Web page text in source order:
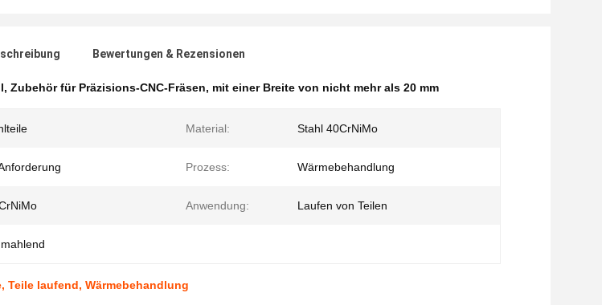
Bewertungen & Rezensionen
, Zubehör für Präzisions-CNC-Fräsen, mit einer Breite von nicht mehr als 20 mm
Material: Stahl 40CrNiMo
Prozess: Wärmebehandlung
Anwendung: Laufen von Teilen
Teile laufend, Wärmebehandlung